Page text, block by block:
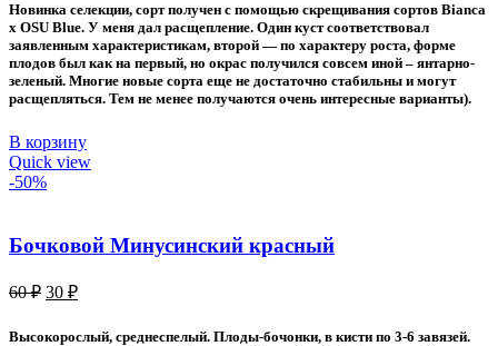
Новинка селекции, сорт получен с помощью скрещивания сортов Bianca
x OSU Blue. У меня дал расщепление. Один куст соответствовал
заявленным характеристикам, второй — по характеру роста, форме
плодов был как на первый, но окрас получился совсем иной – янтарно-
зеленый. Многие новые сорта еще не достаточно стабильны и могут
расщепляться. Тем не менее получаются очень интересные варианты).
В корзину
Quick view
-50%
Бочковой Минусинский красный
60₽ Первоначальная
составляла
30 ₽Текущая
30 ₽.
Высокорослый, среднеспелый. Плоды-бочонки, в кисти по 3-6 завязей.